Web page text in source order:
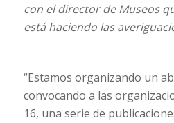
con el director de Museos
está haciendo las
“Estamos organizando un
convocando a las
16, una serie de